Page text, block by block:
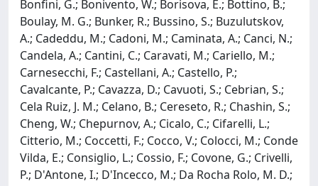
Bonfini, G.; Bonivento, W.; Borisova, E.; Bottino, B.;
Boulay, M. G.; Bunker, R.; Bussino, S.; Buzulutskov,
A.; Cadeddu, M.; Cadoni, M.; Caminata, A.; Canci, N.;
Candela, A.; Cantini, C.; Caravati, M.; Cariello, M.;
Carnesecchi, F.; Castellani, A.; Castello, P.;
Cavalcante, P.; Cavazza, D.; Cavuoti, S.; Cebrian, S.;
Cela Ruiz, J. M.; Celano, B.; Cereseto, R.; Chashin, S.;
Cheng, W.; Chepurnov, A.; Cicalo, C.; Cifarelli, L.;
Citterio, M.; Coccetti, F.; Cocco, V.; Colocci, M.; Conde
Vilda, E.; Consiglio, L.; Cossio, F.; Covone, G.; Crivelli,
P.; D'Antone, I.; D'Incecco, M.; Da Rocha Rolo, M. D.;